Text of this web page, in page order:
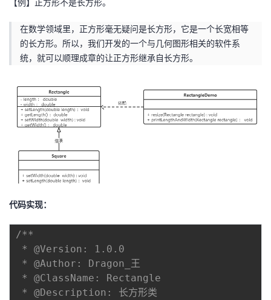
在数学领域里，正方形毫无疑问是长方形，它是一个长宽相等
的长方形。所以，我们开发的一个与几何图形相关的软件系
统，就可以顺理成章的让正方形继承自长方形。
代码实现：
/**
* @Version: 1.0.0
* @Author: Dragon_王
* @ClassName: Rectangle
* @Description: 长方形类